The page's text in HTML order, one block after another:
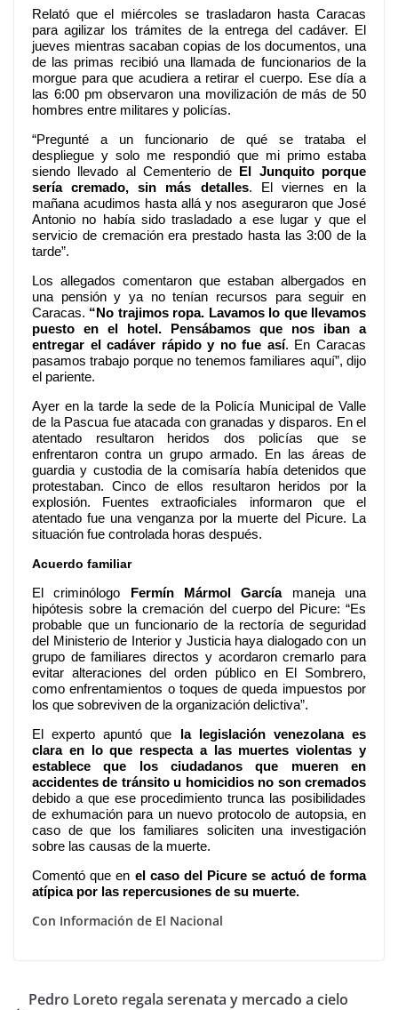
Relató que el miércoles se trasladaron hasta Caracas
para agilizar los trámites de la entrega del cadáver. El
jueves mientras sacaban copias de los documentos, una
de las primas recibió una llamada de funcionarios de la
morgue para que acudiera a retirar el cuerpo. Ese día a
las 6:00 pm observaron una movilización de más de 50
hombres entre militares y policías.
“Pregunté a un funcionario de qué se trataba el
despliegue y solo me respondió que mi primo estaba
siendo llevado al Cementerio de El Junquito porque
sería cremado, sin más detalles. El viernes en la
mañana acudimos hasta allá y nos aseguraron que José
Antonio no había sido trasladado a ese lugar y que el
servicio de cremación era prestado hasta las 3:00 de la
tarde”.
Los allegados comentaron que estaban albergados en
una pensión y ya no tenían recursos para seguir en
Caracas. “No trajimos ropa. Lavamos lo que llevamos
puesto en el hotel. Pensábamos que nos iban a
entregar el cadáver rápido y no fue así. En Caracas
pasamos trabajo porque no tenemos familiares aquí”, dijo
el pariente.
Ayer en la tarde la sede de la Policía Municipal de Valle
de la Pascua fue atacada con granadas y disparos. En el
atentado resultaron heridos dos policías que se
enfrentaron contra un grupo armado. En las áreas de
guardia y custodia de la comisaría había detenidos que
protestaban. Cinco de ellos resultaron heridos por la
explosión. Fuentes extraoficiales informaron que el
atentado fue una venganza por la muerte del Picure. La
situación fue controlada horas después.
Acuerdo familiar
El criminólogo Fermín Mármol Garcíamaneja una
hipótesis sobre la cremación del cuerpo del Picure: “Es
probable que un funcionario de la rectoría de seguridad
del Ministerio de Interior y Justicia haya dialogado con un
grupo de familiares directos y acordaron cremarlo para
evitar alteraciones del orden público en El Sombrero,
como enfrentamientos o toques de queda impuestos por
los que sobreviven de la organización delictiva”.
El experto apuntó que la legislación venezolana es
clara en lo que respecta a las muertes violentas y
establece que los ciudadanos que mueren en
accidentes de tránsito u homicidios no son cremados
debido a que ese procedimiento trunca las posibilidades
de exhumación para un nuevo protocolo de autopsia, en
caso de que los familiares soliciten una investigación
sobre las causas de la muerte.
Comentó que en el caso del Picure se actuó de forma
atípica por las repercusiones de su muerte.
Con Información de El Nacional
Pedro Loreto regala serenata y mercado a cielo